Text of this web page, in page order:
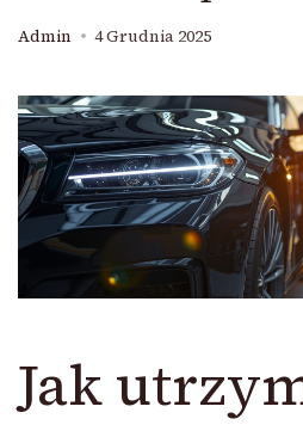
Admin 4 Grudnia 2025
Jak